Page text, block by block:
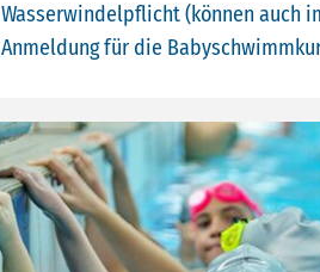
Wasserwindelpflicht (können auch
Anmeldung für die